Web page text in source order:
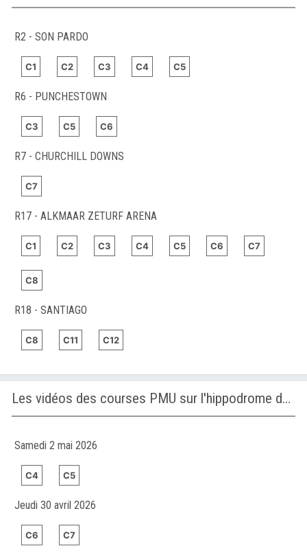
R2 - SON PARDO
C1 C2 C3 C4 C5
R6 - PUNCHESTOWN
C3 C5 C6
R7 - CHURCHILL DOWNS
C7
R17 - ALKMAAR ZETURF ARENA
C1 C2 C3 C4 C5 C6 C7
C8
R18 - SANTIAGO
C8 C11 C12
Les vidéos des courses PMU sur l'hippodrome de PUNCHESTOWN
Samedi 2 mai 2026
C4 C5
Jeudi 30 avril 2026
C6 C7